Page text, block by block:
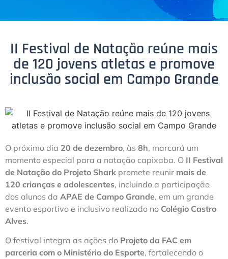
II Festival de Natação reúne mais
de 120 jovens atletas e promove
inclusão social em Campo Grande
O próximo dia 20 de dezembro, às 8h, marcará um
momento especial para a natação capixaba. O II Festival
de Natação do Projeto Shark promete reunir mais de
120 crianças e adolescentes, incluindo a participação
dos alunos da APAE de Campo Grande, em um grande
evento esportivo e inclusivo realizado no Colégio Castro
Alves.
O festival integra as ações do Projeto da FAC em
parceria com o Ministério do Esporte, fortalecendo o